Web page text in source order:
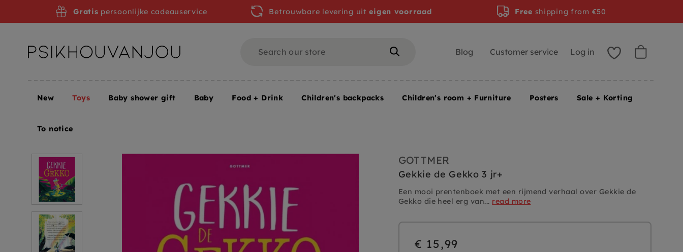
Home Toys
GOTTMER
Gekkie de Gekko 3 jr+
Een mooi prentenboek met een rijmend verhaal over Gekkie de
Gekko die heel erg van... read more
€ 15,99
Gratis persoonlijke cadeauservice Betrouwbare levering uiteigen voorraad Free shipping from €50
Blog Customer service Log in
New Toys Baby shower gift Baby Food + Drink Children's backpacks Children's room + Furniture Posters Sale + Korting
To notice